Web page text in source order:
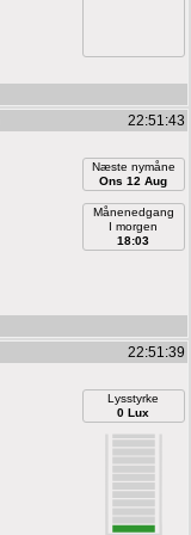
22:51:43
Næste nymåne
Ons 12 Aug
Månenedgang
I morgen
18:03
22:51:39
Lysstyrke
0 Lux